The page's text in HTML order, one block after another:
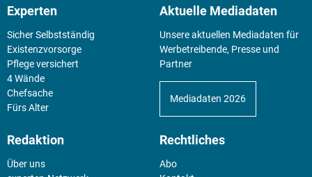
Experten
Sicher Selbstständig
Existenz­vorsorge
Pflege versichert
4 Wände
Chefsache
Fürs Alter
Aktuelle Mediadaten
Unsere aktuellen Mediadaten für
Werbetreibende, Presse und
Partner
Mediadaten 2026
Redaktion
Über uns
Rechtliches
Abo